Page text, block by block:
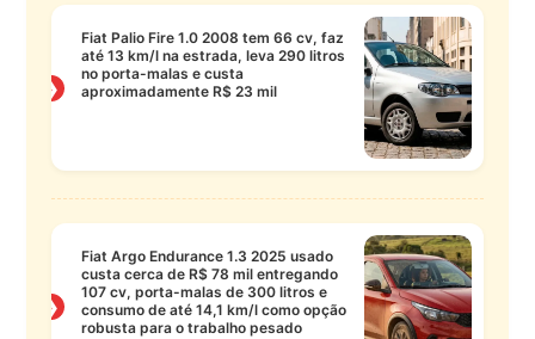
❯
Fiat Palio Fire 1.0 2008 tem 66 cv, faz
até 13 km/l na estrada, leva 290 litros
no porta-malas e custa
aproximadamente R$ 23 mil
❯
Fiat Argo Endurance 1.3 2025 usado
custa cerca de R$ 78 mil entregando
107 cv, porta-malas de 300 litros e
consumo de até 14,1 km/l como opção
robusta para o trabalho pesado